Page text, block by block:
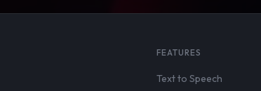
FEATURES
Text to Speech